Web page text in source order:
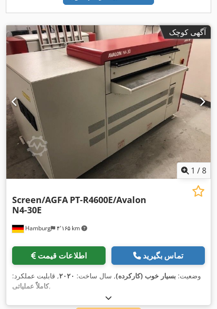
آگهی کوچک
1 /8
Hamburg ۴٬۱۶۵ km
Screen/AGFA PT-R4600E/Avalon
N4-30E
اطلاعات قیمت تماس بگیرید
وضعیت: بسیار خوب (کارکرده), سال ساخت: ۲۰۲۰, قابلیت عملکرد:
کاملاً عملیاتی,